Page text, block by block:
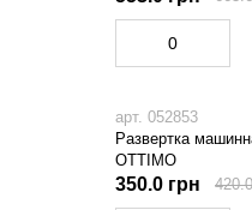
арт. 052853
Развертка
OTTIMO
350.0 грн